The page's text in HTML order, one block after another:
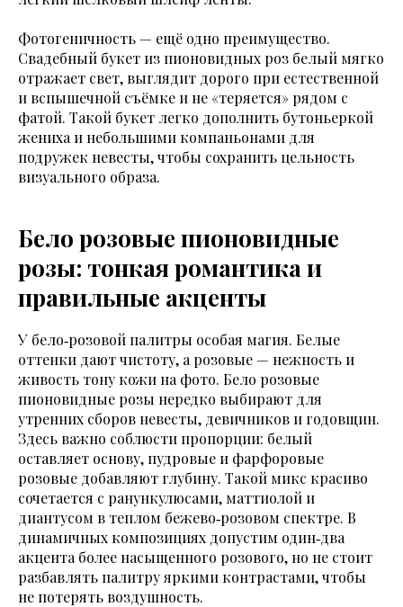
Фотогеничность — ещё одно преимущество.
Свадебный букет из пионовидных роз белый мягко
отражает свет, выглядит дорого при естественной
и вспышечной съёмке и не «теряется» рядом с
фатой. Такой букет легко дополнить бутоньеркой
жениха и небольшими компаньонами для
подружек невесты, чтобы сохранить цельность
визуального образа.
Бело розовые пионовидные
розы: тонкая романтика и
правильные акценты
У бело‑розовой палитры особая магия. Белые
оттенки дают чистоту, а розовые — нежность и
живость тону кожи на фото. Бело розовые
пионовидные розы нередко выбирают для
утренних сборов невесты, девичников и годовщин.
Здесь важно соблюсти пропорции: белый
оставляет основу, пудровые и фарфоровые
розовые добавляют глубину. Такой микс красиво
сочетается с ранункулюсами, маттиолой и
диантусом в теплом бежево‑розовом спектре. В
динамичных композициях допустим один‑два
акцента более насыщенного розового, но не стоит
разбавлять палитру яркими контрастами, чтобы
не потерять воздушность.